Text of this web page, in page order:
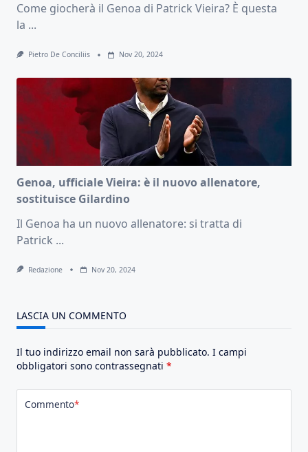
Come giocherà il Genoa di Patrick Vieira? È questa
la ...
Pietro De Conciliis Nov 20, 2024
Genoa, ufficiale Vieira: è il nuovo allenatore,
sostituisce Gilardino
Il Genoa ha un nuovo allenatore: si tratta di
Patrick ...
Redazione Nov 20, 2024
LASCIA UN COMMENTO
Il tuo indirizzo email non sarà pubblicato. I campi
obbligatori sono contrassegnati *
Commento*